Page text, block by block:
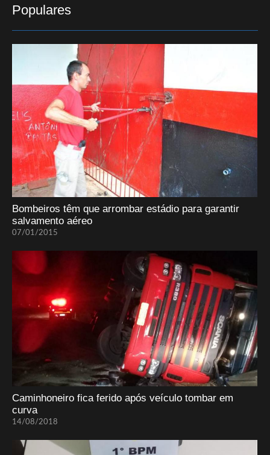
Populares
Bombeiros têm que arrombar estádio para garantir
salvamento aéreo
07/01/2015
Caminhoneiro fica ferido após veículo tombar em
curva
14/08/2018